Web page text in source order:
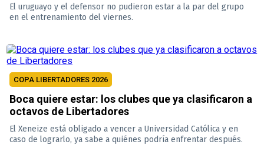
El uruguayo y el defensor no pudieron estar a la par del grupo
en el entrenamiento del viernes.
COPA LIBERTADORES 2026
Boca quiere estar: los clubes que ya clasificaron a
octavos de Libertadores
El Xeneize está obligado a vencer a Universidad Católica y en
caso de lograrlo, ya sabe a quiénes podría enfrentar después.